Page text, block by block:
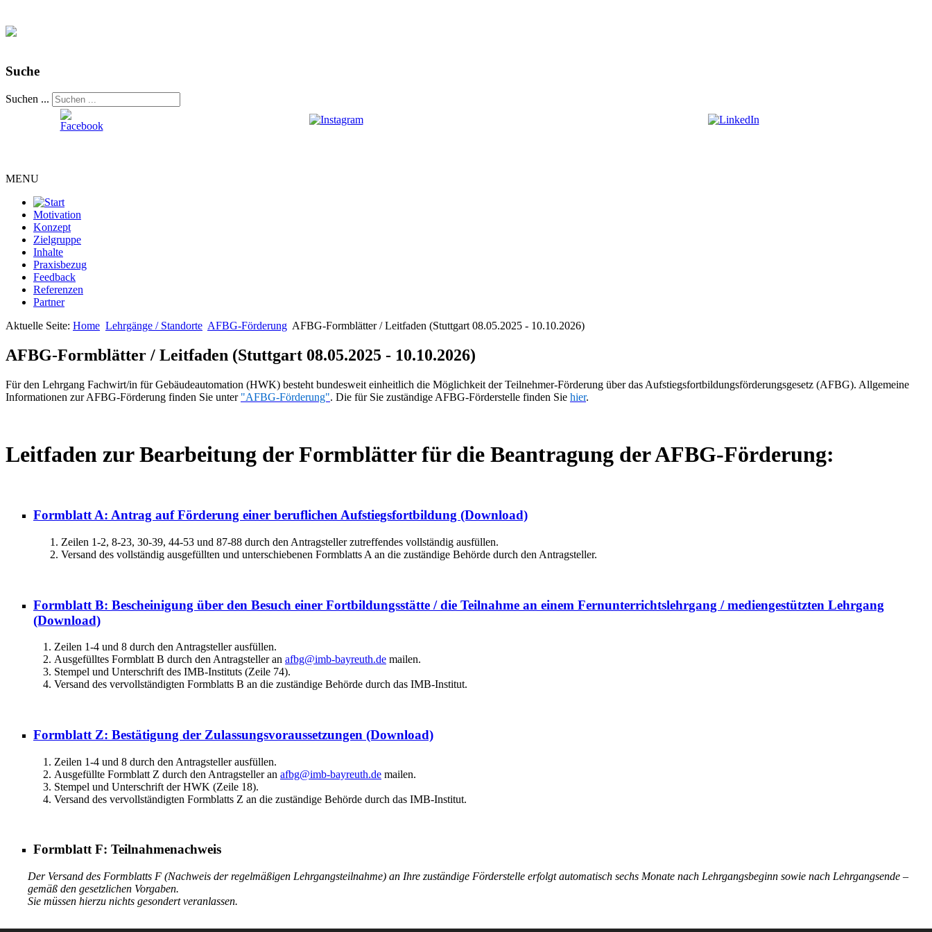
Suche
Suchen ...
MENU
Motivation
Konzept
Zielgruppe
Inhalte
Praxisbezug
Feedback
Referenzen
Partner
Aktuelle Seite: Home Lehrgänge / Standorte AFBG-Förderung AFBG-Formblätter / Leitfaden (Stuttgart 08.05.2025 - 10.10.2026)
AFBG-Formblätter / Leitfaden (Stuttgart 08.05.2025 - 10.10.2026)
Für den Lehrgang Fachwirt/in für Gebäudeautomation (HWK) besteht bundesweit einheitlich die Möglichkeit der Teilnehmer-Förderung über das Aufstiegsfortbildungsförderungsgesetz (AFBG). Allgemeine
Informationen zur AFBG-Förderung finden Sie unter "AFBG-Förderung". Die für Sie zuständige AFBG-Förderstelle finden Sie hier.
Leitfaden zur Bearbeitung der Formblätter für die Beantragung der AFBG-Förderung:
Formblatt A: Antrag auf Förderung einer beruflichen Aufstiegsfortbildung (Download)
Zeilen 1-2, 8-23, 30-39, 44-53 und 87-88 durch den Antragsteller zutreffendes vollständig ausfüllen.
Versand des vollständig ausgefüllten und unterschiebenen Formblatts A an die zuständige Behörde durch den Antragsteller.
Formblatt B: Bescheinigung über den Besuch einer Fortbildungsstätte / die Teilnahme an einem Fernunterrichtslehrgang / mediengestützten Lehrgang
(Download)
Zeilen 1-4 und 8 durch den Antragsteller ausfüllen.
Ausgefülltes Formblatt B durch den Antragsteller an afbg@imb-bayreuth.de mailen.
Stempel und Unterschrift des IMB-Instituts (Zeile 74).
Versand des vervollständigten Formblatts B an die zuständige Behörde durch das IMB-Institut.
Formblatt Z: Bestätigung der Zulassungsvoraussetzungen (Download)
Zeilen 1-4 und 8 durch den Antragsteller ausfüllen.
Ausgefüllte Formblatt Z durch den Antragsteller an afbg@imb-bayreuth.de mailen.
Stempel und Unterschrift der HWK (Zeile 18).
Versand des vervollständigten Formblatts Z an die zuständige Behörde durch das IMB-Institut.
Formblatt F: Teilnahmenachweis
Der Versand des Formblatts F (Nachweis der regelmäßigen Lehrgangsteilnahme) an Ihre zuständige Förderstelle erfolgt automatisch sechs Monate nach Lehrgangsbeginn sowie nach Lehrgangsende –
gemäß den gesetzlichen Vorgaben.
Sie müssen hierzu nichts gesondert veranlassen.